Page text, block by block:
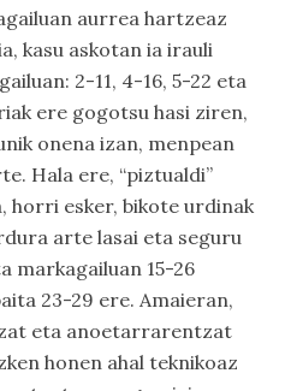
aurrea hartzeaz
kasu askotan ia irauli
2-11, 4-16, 5-22 eta
ere gogotsu hasi ziren,
onena izan, menpean
Hala ere, “piztualdi”
horri esker, bikote urdinak
arte lasai eta seguru
markagailuan 15-26
23-29 ere. Amaieran,
eta anoetarrarentzat
honen ahal teknikoaz